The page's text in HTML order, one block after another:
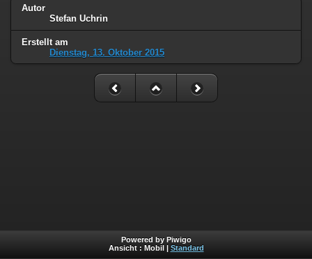
Autor
Stefan Uchrin
Erstellt am
Dienstag, 13. Oktober 2015
Powered by Piwigo
Ansicht : Mobil Standard